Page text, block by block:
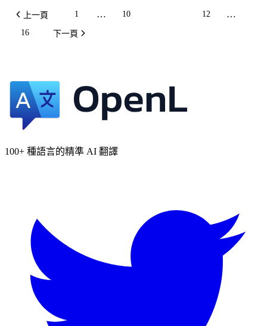
上一頁 1 … 10 12 …
16 下一頁
100+ 種語言的精準 AI 翻譯